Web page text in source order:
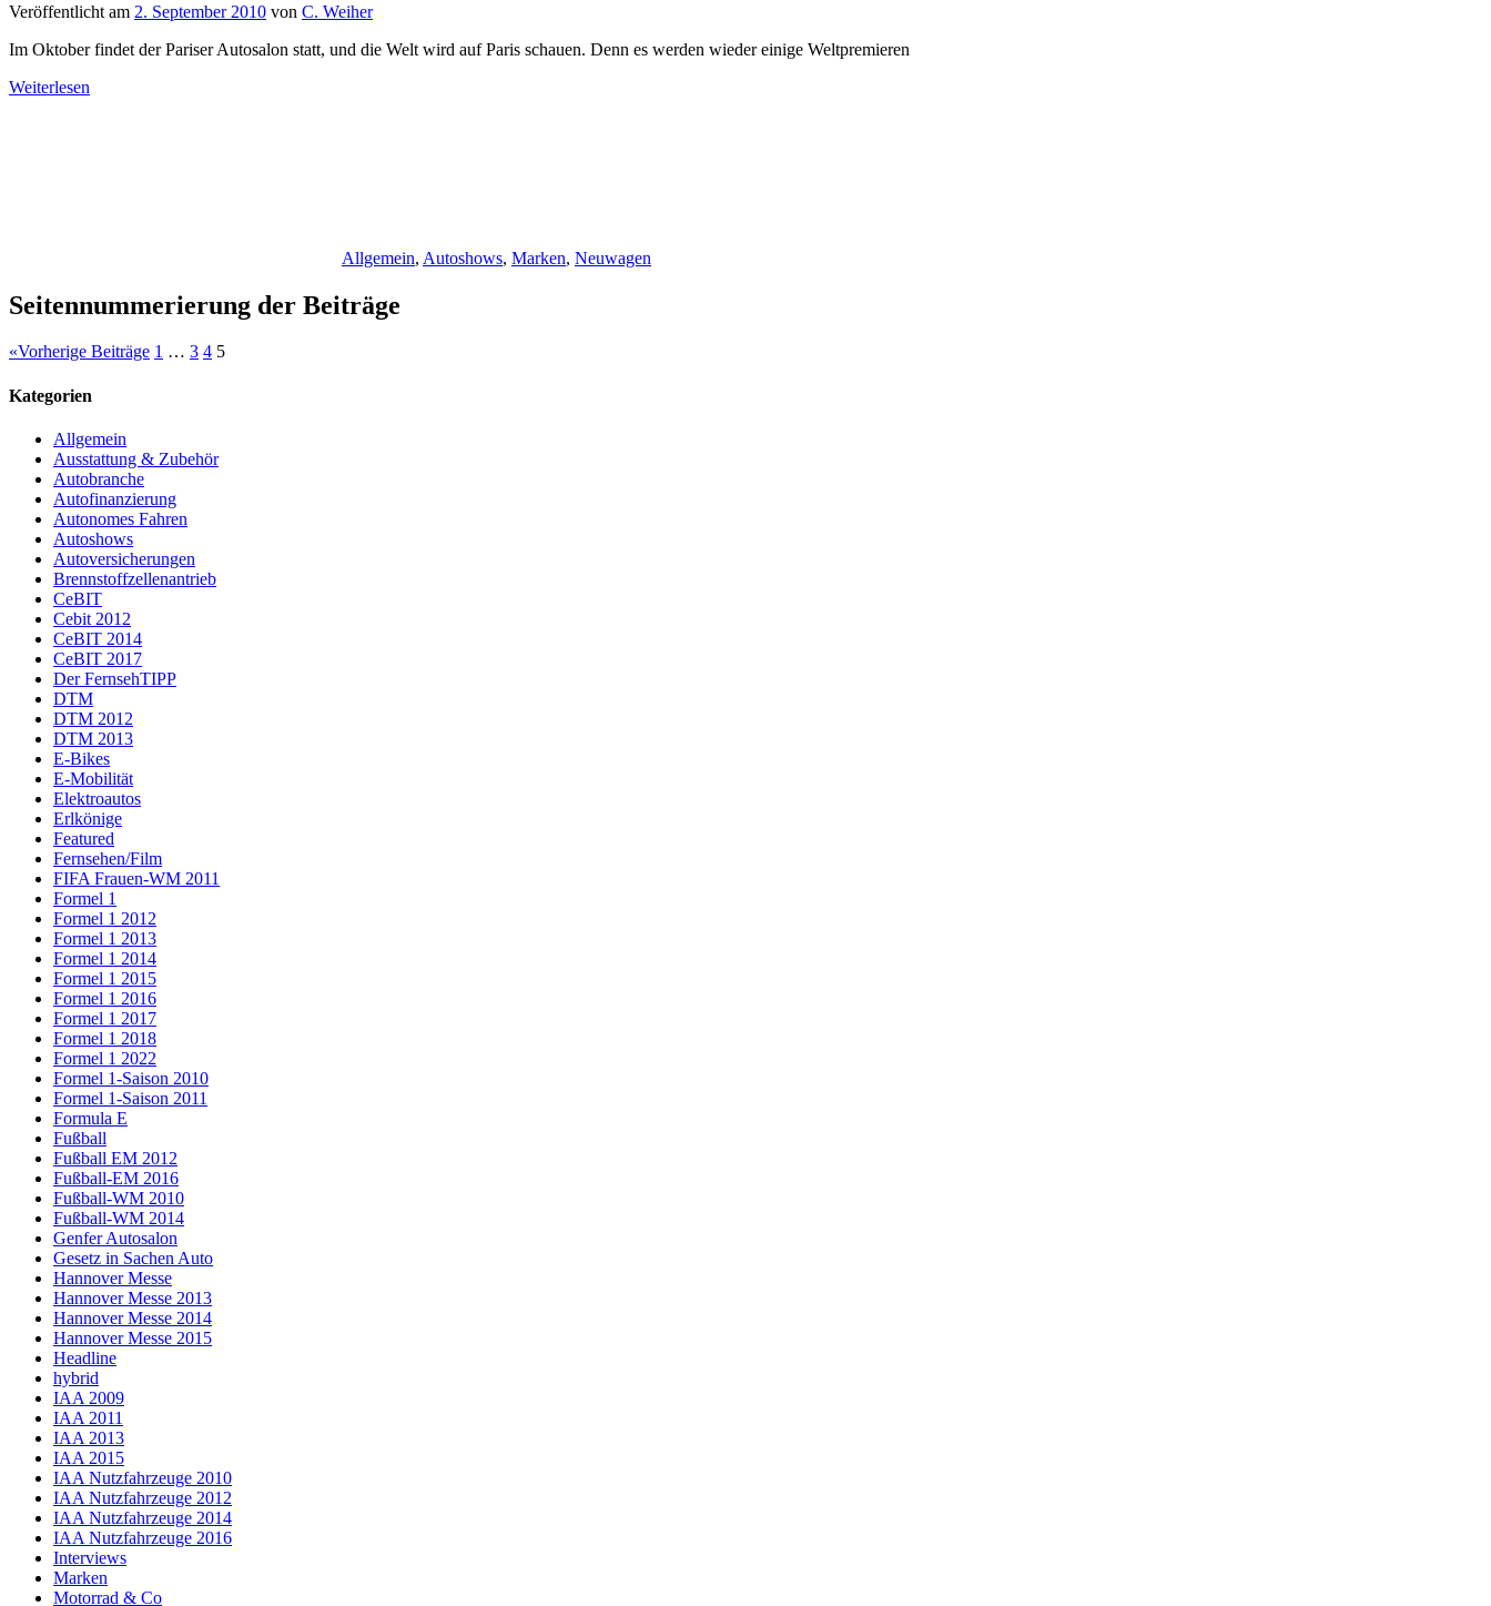
Veröffentlicht am 2. September 2010 von C. Weiher
Im Oktober findet der Pariser Autosalon statt, und die Welt wird auf Paris schauen. Denn es werden wieder einige Weltpremieren
Weiterlesen
Allgemein, Autoshows, Marken, Neuwagen
Seitennummerierung der Beiträge
«Vorherige Beiträge 1 … 3 4 5
Kategorien
Allgemein
Ausstattung & Zubehör
Autobranche
Autofinanzierung
Autonomes Fahren
Autoshows
Autoversicherungen
Brennstoffzellenantrieb
CeBIT
Cebit 2012
CeBIT 2014
CeBIT 2017
Der FernsehTIPP
DTM
DTM 2012
DTM 2013
E-Bikes
E-Mobilität
Elektroautos
Erlkönige
Featured
Fernsehen/Film
FIFA Frauen-WM 2011
Formel 1
Formel 1 2012
Formel 1 2013
Formel 1 2014
Formel 1 2015
Formel 1 2016
Formel 1 2017
Formel 1 2018
Formel 1 2022
Formel 1-Saison 2010
Formel 1-Saison 2011
Formula E
Fußball
Fußball EM 2012
Fußball-EM 2016
Fußball-WM 2010
Fußball-WM 2014
Genfer Autosalon
Gesetz in Sachen Auto
Hannover Messe
Hannover Messe 2013
Hannover Messe 2014
Hannover Messe 2015
Headline
hybrid
IAA 2009
IAA 2011
IAA 2013
IAA 2015
IAA Nutzfahrzeuge 2010
IAA Nutzfahrzeuge 2012
IAA Nutzfahrzeuge 2014
IAA Nutzfahrzeuge 2016
Interviews
Marken
Motorrad & Co